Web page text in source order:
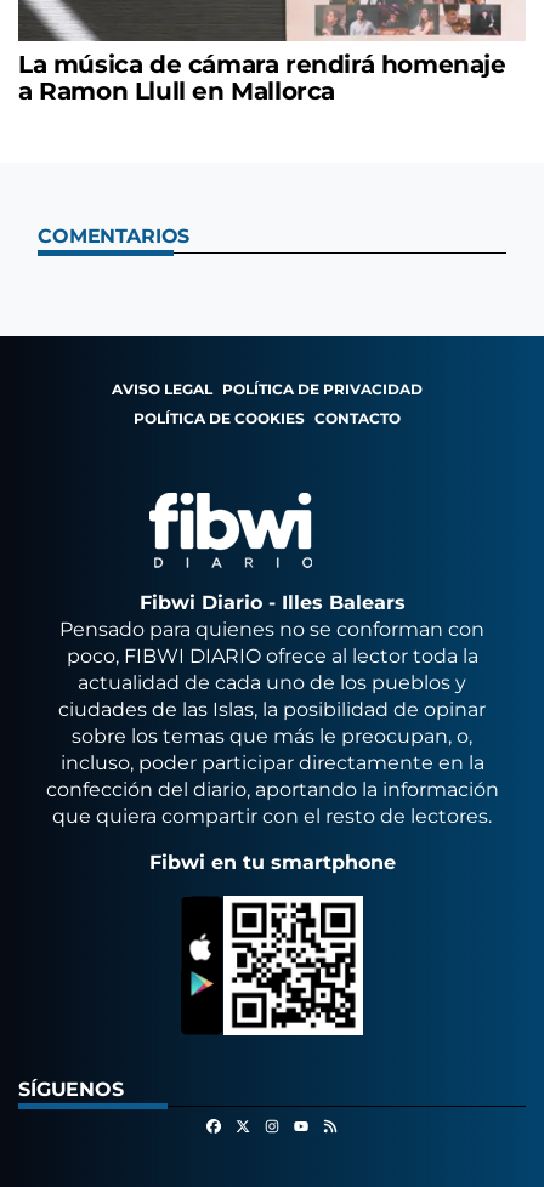
La música de cámara rendirá homenaje
a Ramon Llull en Mallorca
COMENTARIOS
AVISO LEGAL POLÍTICA DE PRIVACIDAD
POLÍTICA DE COOKIES CONTACTO
Fibwi Diario - Illes Balears
Pensado para quienes no se conforman con
poco, FIBWI DIARIO ofrece al lector toda la
actualidad de cada uno de los pueblos y
ciudades de las Islas, la posibilidad de opinar
sobre los temas que más le preocupan, o,
incluso, poder participar directamente en la
confección del diario, aportando la información
que quiera compartir con el resto de lectores.
Fibwi en tu smartphone
SÍGUENOS
FacebookInstagram